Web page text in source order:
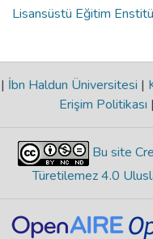
Lisansüstü Eğitim
| İbn Haldun Üniversitesi |
Erişim Politikası |
Bu site
Türetilemez 4.0